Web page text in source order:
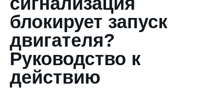
блокирует запуск
двигателя?
Руководство к
действию